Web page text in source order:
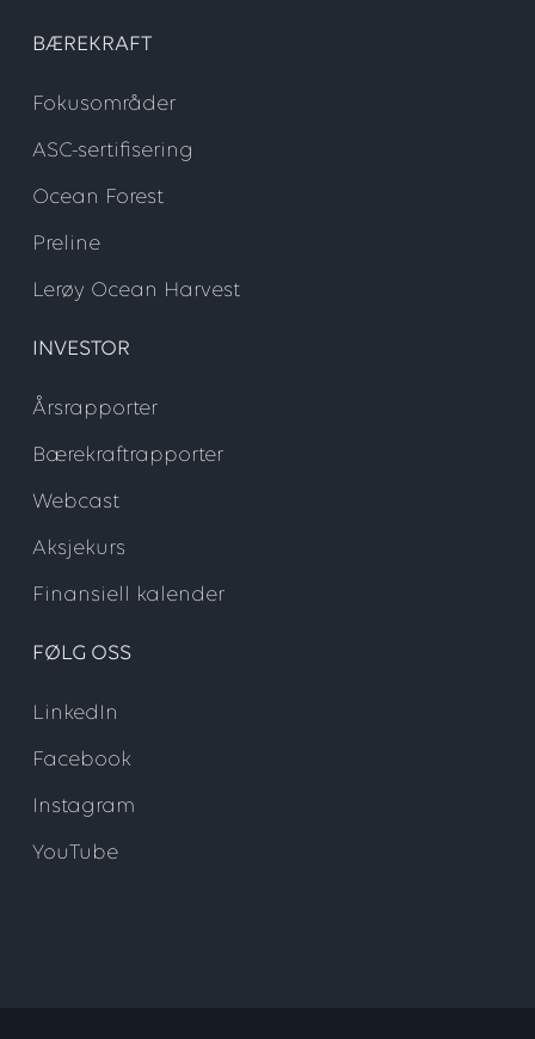
BÆREKRAFT
Fokusområder
ASC-sertifisering
Ocean Forest
Preline
Lerøy Ocean Harvest
INVESTOR
Årsrapporter
Bærekraftrapporter
Webcast
Aksjekurs
Finansiell kalender
FØLG OSS
LinkedIn
Facebook
Instagram
YouTube